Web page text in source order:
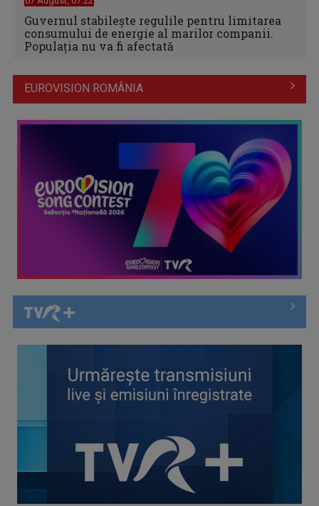
Guvernul stabilește regulile pentru limitarea
consumului de energie al marilor companii.
Populația nu va fi afectată
EUROVISION ROMÂNIA